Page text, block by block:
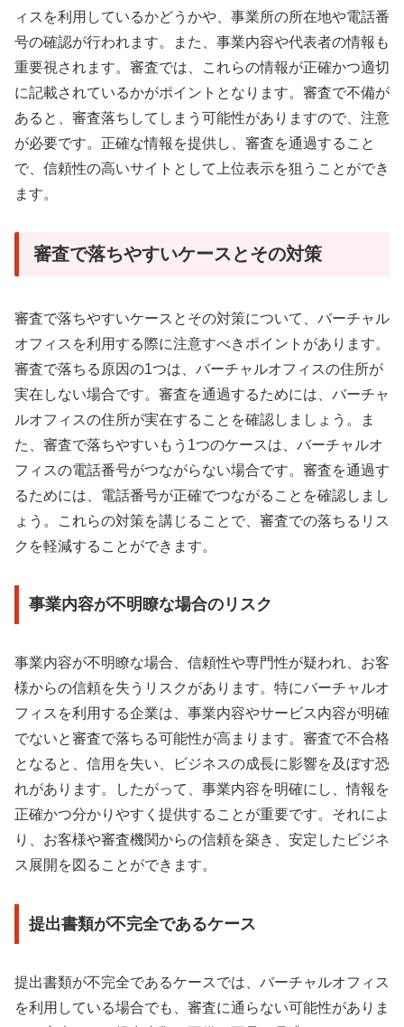
ィスを利用しているかどうかや、事業所の所在地や電話番
号の確認が行われます。また、事業内容や代表者の情報も
重要視されます。審査では、これらの情報が正確かつ適切
に記載されているかがポイントとなります。審査で不備が
あると、審査落ちしてしまう可能性がありますので、注意
が必要です。正確な情報を提供し、審査を通過すること
で、信頼性の高いサイトとして上位表示を狙うことができ
ます。
審査で落ちやすいケースとその対策
審査で落ちやすいケースとその対策について、バーチャル
オフィスを利用する際に注意すべきポイントがあります。
審査で落ちる原因の1つは、バーチャルオフィスの住所が
実在しない場合です。審査を通過するためには、バーチャ
ルオフィスの住所が実在することを確認しましょう。ま
た、審査で落ちやすいもう1つのケースは、バーチャルオ
フィスの電話番号がつながらない場合です。審査を通過す
るためには、電話番号が正確でつながることを確認しまし
ょう。これらの対策を講じることで、審査での落ちるリス
クを軽減することができます。
事業内容が不明瞭な場合のリスク
事業内容が不明瞭な場合、信頼性や専門性が疑われ、お客
様からの信頼を失うリスクがあります。特にバーチャルオ
フィスを利用する企業は、事業内容やサービス内容が明確
でないと審査で落ちる可能性が高まります。審査で不合格
となると、信用を失い、ビジネスの成長に影響を及ぼす恐
れがあります。したがって、事業内容を明確にし、情報を
正確かつ分かりやすく提供することが重要です。それによ
り、お客様や審査機関からの信頼を築き、安定したビジネ
ス展開を図ることができます。
提出書類が不完全であるケース
提出書類が不完全であるケースでは、バーチャルオフィス
を利用している場合でも、審査に通らない可能性がありま